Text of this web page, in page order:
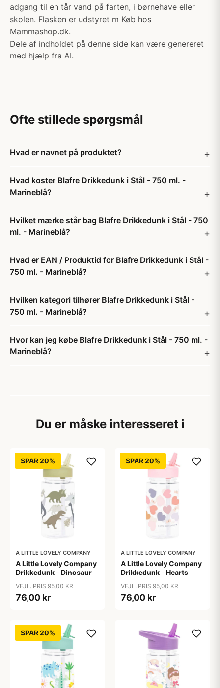
adgang til en tår vand på farten, i børnehave eller
skolen. Flasken er udstyret m Køb hos
Mammashop.dk.
Dele af indholdet på denne side kan være genereret
med hjælp fra AI.
Ofte stillede spørgsmål
Hvad er navnet på produktet?
Hvad koster Blafre Drikkedunk i Stål - 750 ml. -
Marineblå?
Hvilket mærke står bag Blafre Drikkedunk i Stål - 750
ml. - Marineblå?
Hvad er EAN / Produktid for Blafre Drikkedunk i Stål -
750 ml. - Marineblå?
Hvilken kategori tilhører Blafre Drikkedunk i Stål -
750 ml. - Marineblå?
Hvor kan jeg købe Blafre Drikkedunk i Stål - 750 ml. -
Marineblå?
Du er måske interesseret i
SPAR 20%
A LITTLE LOVELY COMPANY
A Little Lovely Company
Drikkedunk - Dinosaur
VEJL. PRIS 95,00 KR
76,00 kr
SPAR 20%
A LITTLE LOVELY COMPANY
A Little Lovely Company
Drikkedunk - Hearts
VEJL. PRIS 95,00 KR
76,00 kr
SPAR 20%